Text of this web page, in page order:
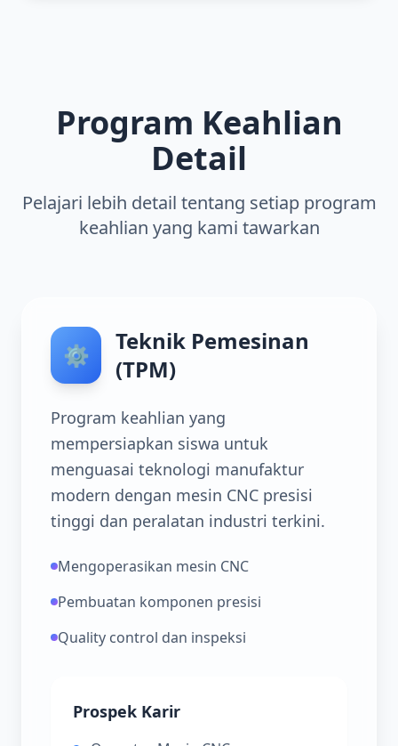
Program Keahlian
Detail
Pelajari lebih detail tentang setiap program
keahlian yang kami tawarkan
⚙️
Teknik Pemesinan
(TPM)
Program keahlian yang
mempersiapkan siswa untuk
menguasai teknologi manufaktur
modern dengan mesin CNC presisi
tinggi dan peralatan industri terkini.
Mengoperasikan mesin CNC
Pembuatan komponen presisi
Quality control dan inspeksi
Prospek Karir